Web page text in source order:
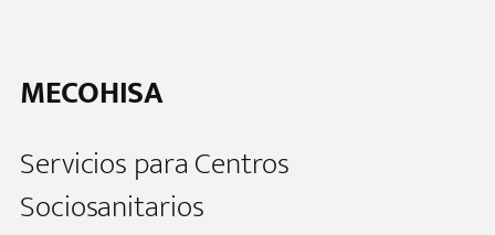
MECOHISA
Servicios para Centros
Sociosanitarios